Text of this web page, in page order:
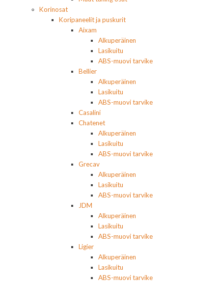
Korinosat
Koripaneelit ja puskurit
Aixam
Alkuperäinen
Lasikuitu
ABS-muovi tarvike
Bellier
Alkuperäinen
Lasikuitu
ABS-muovi tarvike
Casalini
Chatenet
Alkuperäinen
Lasikuitu
ABS-muovi tarvike
Grecav
Alkuperäinen
Lasikuitu
ABS-muovi tarvike
JDM
Alkuperäinen
Lasikuitu
ABS-muovi tarvike
Ligier
Alkuperäinen
Lasikuitu
ABS-muovi tarvike